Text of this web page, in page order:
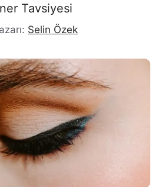
Tavsiyesi
Selin Özek